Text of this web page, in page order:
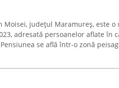
Moisei, județul Maramureș, este
adresată persoanelor aflate în
se află într-o zonă